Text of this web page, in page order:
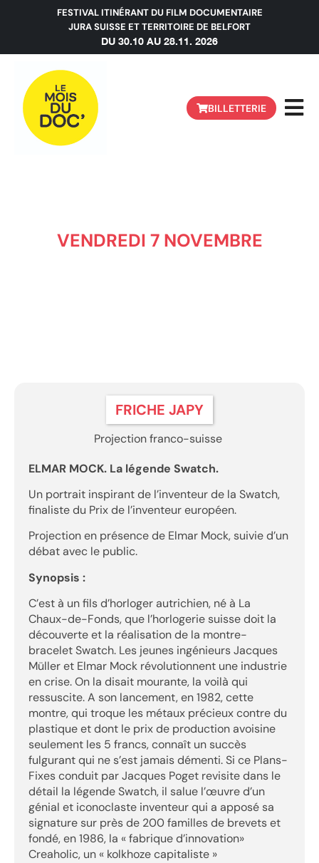
FESTIVAL ITINÉRANT DU FILM DOCUMENTAIRE
JURA SUISSE ET TERRITOIRE DE BELFORT
DU 30.10 AU 28.11. 2026
BILLETTERIE
VENDREDI 7 NOVEMBRE
FRICHE JAPY
Projection franco-suisse
ELMAR MOCK. La légende Swatch.
Un portrait inspirant de l’inventeur de la Swatch,
finaliste du Prix de l’inventeur européen.
Projection en présence de Elmar Mock, suivie d’un
débat avec le public.
Synopsis :
C’est à un fils d’horloger autrichien, né à La
Chaux-de-Fonds, que l’horlogerie suisse doit la
découverte et la réalisation de la montre-
bracelet Swatch. Les jeunes ingénieurs Jacques
Müller et Elmar Mock révolutionnent une industrie
en crise. On la disait mourante, la voilà qui
ressuscite. A son lancement, en 1982, cette
montre, qui troque les métaux précieux contre du
plastique et dont le prix de production avoisine
seulement les 5 francs, connaît un succès
fulgurant qui ne s’est jamais démenti. Si ce Plans-
Fixes conduit par Jacques Poget revisite dans le
détail la légende Swatch, il salue l’œuvre d’un
génial et iconoclaste inventeur qui a apposé sa
signature sur près de 200 familles de brevets et
fondé, en 1986, la « fabrique d’innovation»
Creaholic, un « kolkhoze capitaliste »